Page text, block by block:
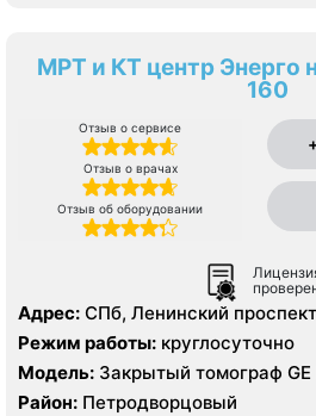
МРТ и КТ центр Энерго
160
Отзыв о сервисе
Отзыв о врачах
Отзыв об оборудовании
Адрес: СПб, Ленинский
Режим работы: круглосуточно
Модель: Закрытый томограф
MR355 1.5 Тесла, КТ General
Район: Петродворцовый